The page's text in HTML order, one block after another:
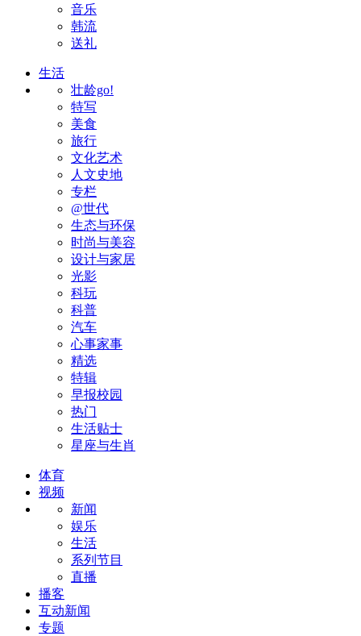
音乐
韩流
送礼
生活
壮龄go!
特写
美食
旅行
文化艺术
人文史地
专栏
@世代
生态与环保
时尚与美容
设计与家居
光影
科玩
科普
汽车
心事家事
精选
特辑
早报校园
热门
生活贴士
星座与生肖
体育
视频
新闻
娱乐
生活
系列节目
直播
播客
互动新闻
专题